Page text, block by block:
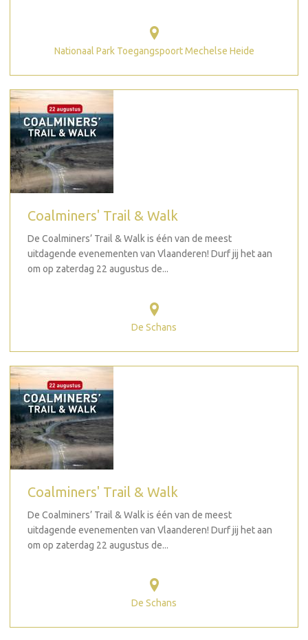
Nationaal Park Toegangspoort Mechelse Heide
Coalminers' Trail & Walk
De Coalminers’ Trail & Walk is één van de meest
uitdagende evenementen van Vlaanderen! Durf jij het aan
om op zaterdag 22 augustus de...
De Schans
Coalminers' Trail & Walk
De Coalminers’ Trail & Walk is één van de meest
uitdagende evenementen van Vlaanderen! Durf jij het aan
om op zaterdag 22 augustus de...
De Schans